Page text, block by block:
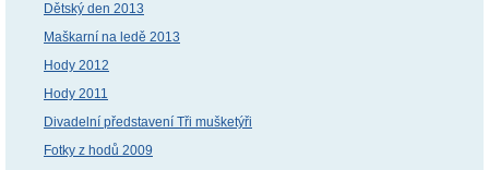
Dětský den 2013
Maškarní na ledě 2013
Hody 2012
Hody 2011
Divadelní představení Tři mušketýři
Fotky z hodů 2009